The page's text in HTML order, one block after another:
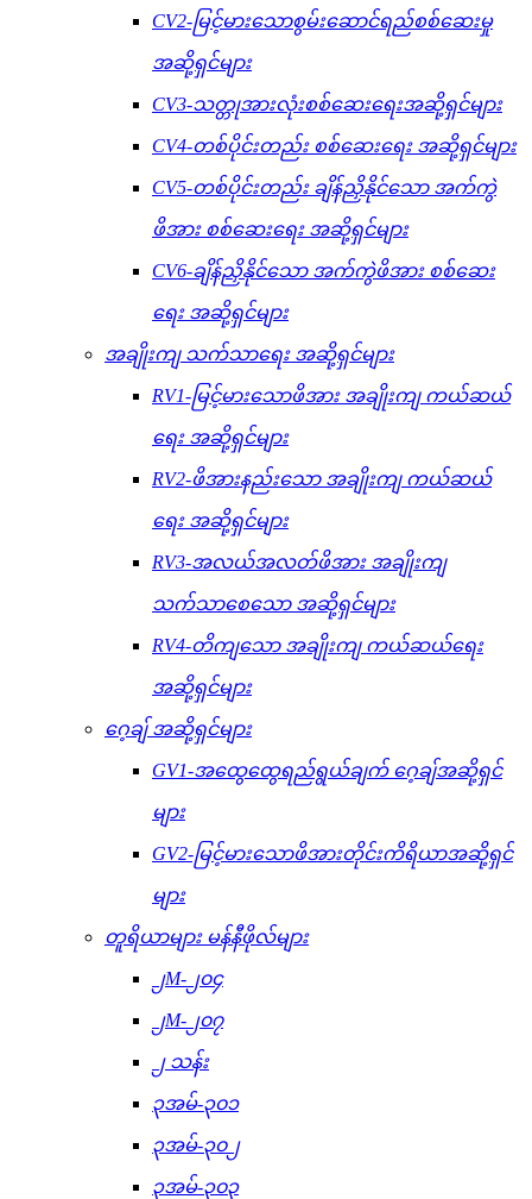
CV2-မြင့်မားသောစွမ်းဆောင်ရည်စစ်ဆေးမှု
အဆို့ရှင်များ
CV3-သတ္တုအားလုံးစစ်ဆေးရေးအဆို့ရှင်များ
CV4-တစ်ပိုင်းတည်း စစ်ဆေးရေး အဆို့ရှင်များ
CV5-တစ်ပိုင်းတည်း ချိန်ညှိနိုင်သော အက်ကွဲ
ဖိအား စစ်ဆေးရေး အဆို့ရှင်များ
CV6-ချိန်ညှိနိုင်သော အက်ကွဲဖိအား စစ်ဆေး
ရေး အဆို့ရှင်များ
အချိုးကျ သက်သာရေး အဆို့ရှင်များ
RV1-မြင့်မားသောဖိအား အချိုးကျ ကယ်ဆယ်
ရေး အဆို့ရှင်များ
RV2-ဖိအားနည်းသော အချိုးကျ ကယ်ဆယ်
ရေး အဆို့ရှင်များ
RV3-အလယ်အလတ်ဖိအား အချိုးကျ
သက်သာစေသော အဆို့ရှင်များ
RV4-တိကျသော အချိုးကျ ကယ်ဆယ်ရေး
အဆို့ရှင်များ
ဂေ့ချ် အဆို့ရှင်များ
GV1-အထွေထွေရည်ရွယ်ချက် ဂေ့ချ်အဆို့ရှင်
များ
GV2-မြင့်မားသောဖိအားတိုင်းကိရိယာအဆို့ရှင်
များ
တူရိယာများ မန်နီဖိုလ်များ
၂M-၂၀၄
၂M-၂၀၇
၂ သန်း
၃အမ်-၃၀၁
၃အမ်-၃၀၂
၃အမ်-၃၀၃